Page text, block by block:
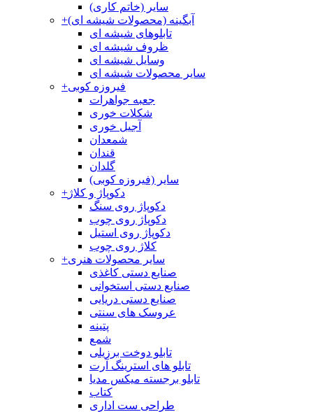
سایر (خاتم کاری)
+آبگینه (محصولات شیشه ای)
تابلوهای شیشه ای
ظروف شیشه ای
وسایل شیشه ای
سایر محصولات شیشه ای
+فیروزه کوبی
جعبه جواهرات
شکلات خوری
آجیل خوری
شمعدان
قندان
گلدان
سایر (فیروزه کوبی)
+دکوپاژ و کلاژ
دکوپاژ روی سنگ
دکوپاژ روی چوب
دکوپاژ روی استیل
کلاژ روی چوب
+سایر محصولات هنری
صنایع دستی کاغذی
صنایع دستی استخوانی
صنایع دستی دریایی
عروسک های سنتی
پتینه
شمع
تابلو دوخت برزیلی
تابلو های استرینگ آرت
تابلو برجسته میکس مدیا
کتاب
طراحی ست اداری